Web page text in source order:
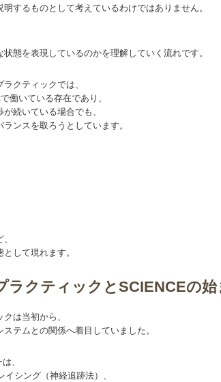
するものとして考えているわけではありません。
態を表現しているのかを理解していく流れです。
クティックでは、
働いている存在であり、
続いている場合でも、
ンスを取ろうとしています。
して現れます。
ラクティックとSCIENCEの始
は当初から、
テムとの関係へ着目していました。
、
イシング（神経追跡法）、